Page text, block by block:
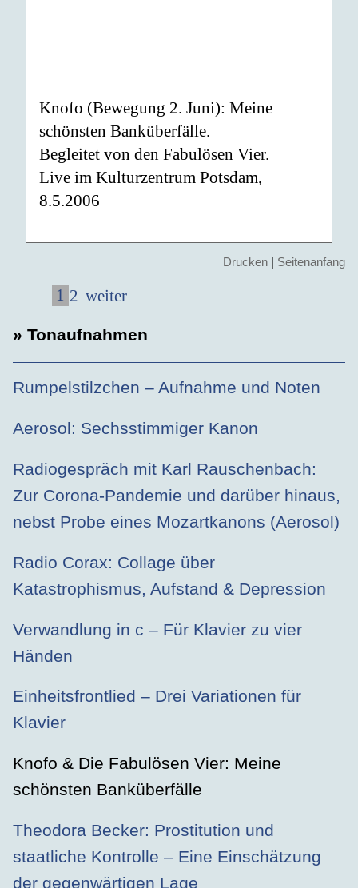
Knofo (Bewegung 2. Juni): Meine
schönsten Banküberfälle.
Begleitet von den Fabulösen Vier.
Live im Kulturzentrum Potsdam,
8.5.2006
Drucken | Seitenanfang
1 2 weiter
» Tonaufnahmen
Rumpelstilzchen – Aufnahme und Noten
Aerosol: Sechsstimmiger Kanon
Radiogespräch mit Karl Rauschenbach:
Zur Corona-Pandemie und darüber hinaus,
nebst Probe eines Mozartkanons (Aerosol)
Radio Corax: Collage über
Katastrophismus, Aufstand & Depression
Verwandlung in c – Für Klavier zu vier
Händen
Einheitsfrontlied – Drei Variationen für
Klavier
Knofo & Die Fabulösen Vier: Meine
schönsten Banküberfälle
Theodora Becker: Prostitution und
staatliche Kontrolle – Eine Einschätzung
der gegenwärtigen Lage